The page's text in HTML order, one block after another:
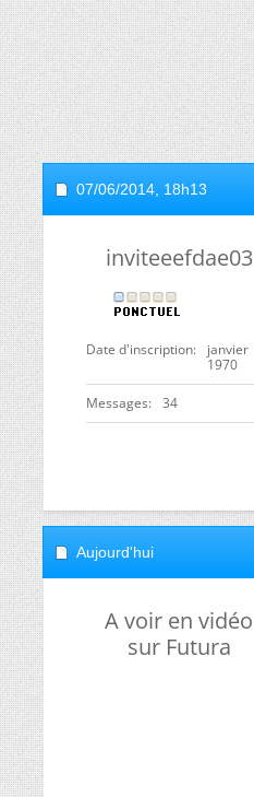
07/06/2014, 18h13
inviteeefdae03
Date d'inscription
janvier
1970
Messages 34
Aujourd'hui
A voir en vidéo
sur Futura